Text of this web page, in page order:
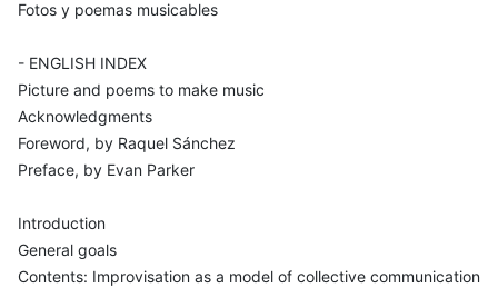
Fotos y poemas musicables
- ENGLISH INDEX
Picture and poems to make music
Acknowledgments
Foreword, by Raquel Sánchez
Preface, by Evan Parker
Introduction
General goals
Contents: Improvisation as a model of collective communication